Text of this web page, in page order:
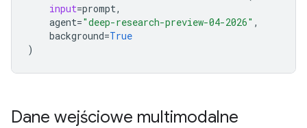
input=prompt,
agent="deep-research-preview-04-2026" ,
background=True
)
Dane wejściowe multimodalne